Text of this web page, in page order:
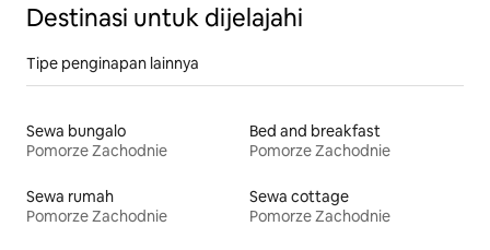
Destinasi untuk dijelajahi
Tipe penginapan lainnya
Sewa bungalo
Pomorze Zachodnie
Bed and breakfast
Pomorze Zachodnie
Sewa rumah
Pomorze Zachodnie
Sewa cottage
Pomorze Zachodnie